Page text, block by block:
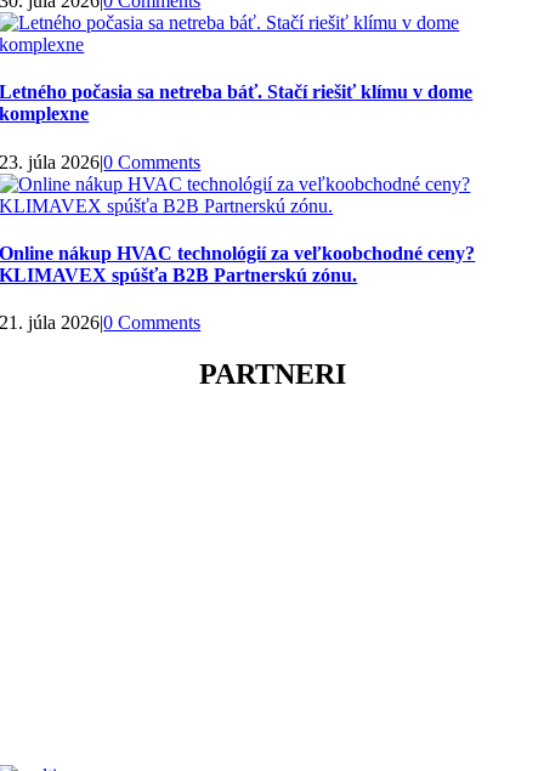
Letného počasia sa netreba báť. Stačí riešiť klímu v dome
komplexne
23. júla 2026|0 Comments
Online nákup HVAC technológií za veľkoobchodné ceny?
KLIMAVEX spúšťa B2B Partnerskú zónu.
21. júla 2026|0 Comments
PARTNERI